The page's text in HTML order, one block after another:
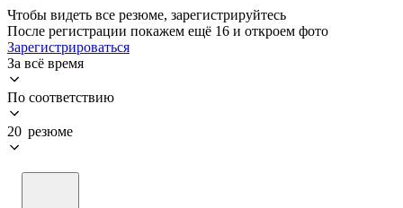
Чтобы видеть все резюме, зарегистрируйтесь
После регистрации покажем ещё 16 и откроем фото
Зарегистрироваться
За всё время
По соответствию
20 резюме